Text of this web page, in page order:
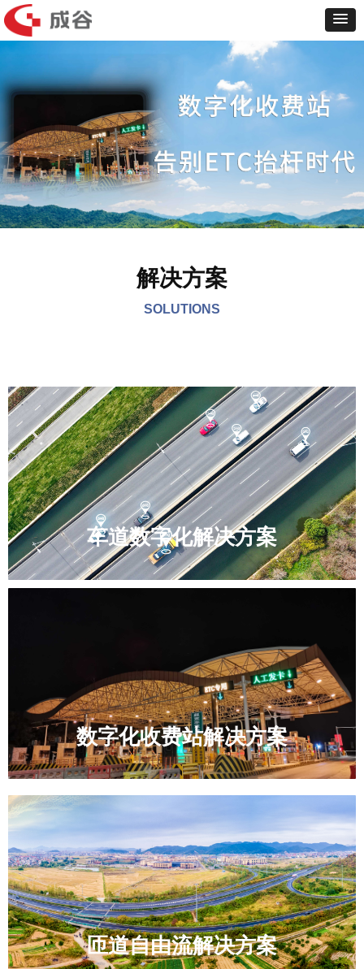
数字化收费站解决方案
解决方案
SOLUTIONS
匝道自由流解决方案
车道数字化解决方案